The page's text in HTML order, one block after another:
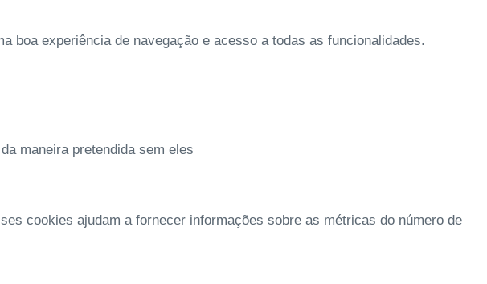
boa experiência de navegação e acesso a todas as funcionalidades.
maneira pretendida sem eles
cookies ajudam a fornecer informações sobre as métricas do número de